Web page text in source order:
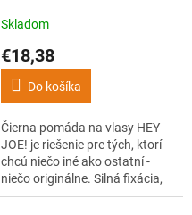
Skladom
€18,38
Do košíka
Čierna pomáda na vlasy HEY
JOE! je riešenie pre tých, ktorí
chcú niečo iné ako ostatní -
niečo originálne. Silná fixácia,
matný až mierne lesklý vzhľad,